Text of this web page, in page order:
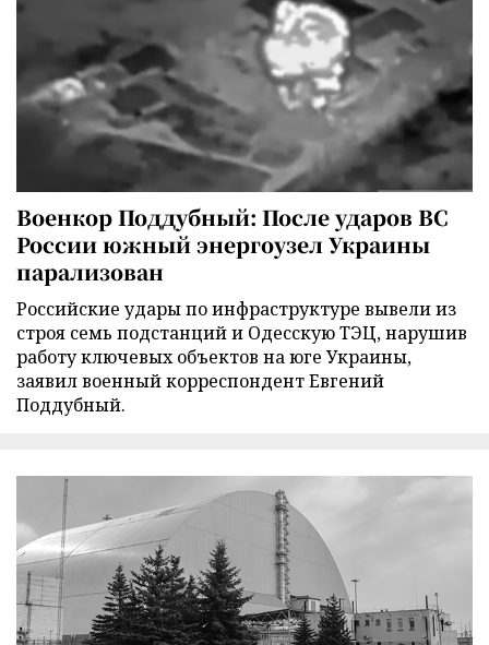
Военкор Поддубный: После ударов ВС
России южный энергоузел Украины
парализован
Российские удары по инфраструктуре вывели из
строя семь подстанций и Одесскую ТЭЦ, нарушив
работу ключевых объектов на юге Украины,
заявил военный корреспондент Евгений
Поддубный.